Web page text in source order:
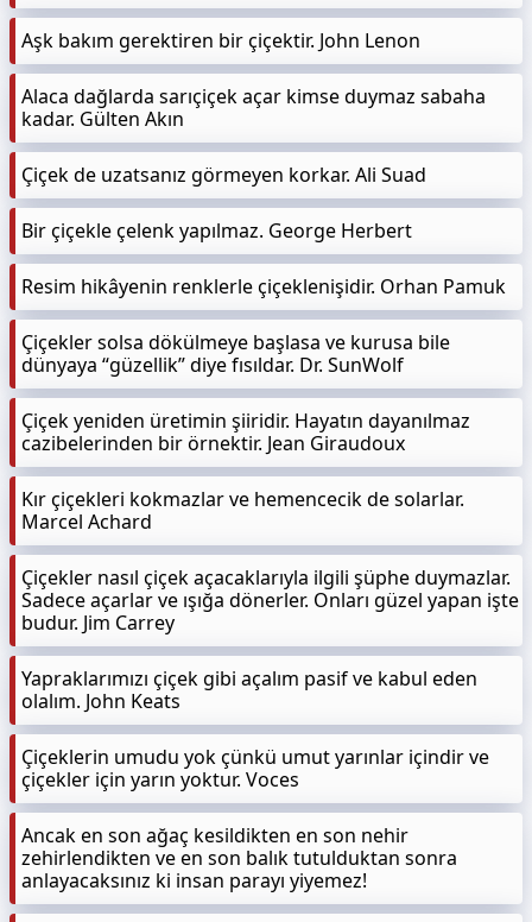
Aşk bakım gerektiren bir çiçektir. John Lenon
Alaca dağlarda sarıçiçek açar kimse duymaz sabaha
kadar. Gülten Akın
Çiçek de uzatsanız görmeyen korkar. Ali Suad
Bir çiçekle çelenk yapılmaz. George Herbert
Resim hikâyenin renklerle çiçeklenişidir. Orhan Pamuk
Çiçekler solsa dökülmeye başlasa ve kurusa bile
dünyaya “güzellik” diye fısıldar. Dr. SunWolf
Çiçek yeniden üretimin şiiridir. Hayatın dayanılmaz
cazibelerinden bir örnektir. Jean Giraudoux
Kır çiçekleri kokmazlar ve hemencecik de solarlar.
Marcel Achard
Çiçekler nasıl çiçek açacaklarıyla ilgili şüphe duymazlar.
Sadece açarlar ve ışığa dönerler. Onları güzel yapan işte
budur. Jim Carrey
Yapraklarımızı çiçek gibi açalım pasif ve kabul eden
olalım. John Keats
Çiçeklerin umudu yok çünkü umut yarınlar içindir ve
çiçekler için yarın yoktur. Voces
Ancak en son ağaç kesildikten en son nehir
zehirlendikten ve en son balık tutulduktan sonra
anlayacaksınız ki insan parayı yiyemez!